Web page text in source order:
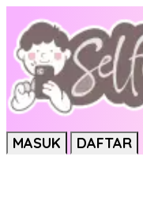
MASUK DAFTAR